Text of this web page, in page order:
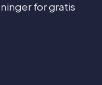
for gratis